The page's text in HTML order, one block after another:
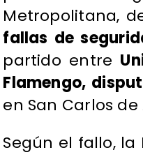
Metropolitana,
fallas de
partido entre
Flamengo,
en San Carlos
Según el fallo,